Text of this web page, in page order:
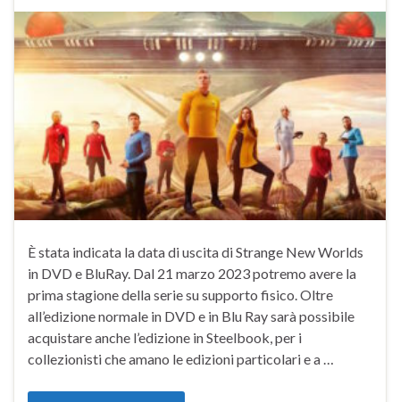
È stata indicata la data di uscita di Strange New Worlds
in DVD e BluRay. Dal 21 marzo 2023 potremo avere la
prima stagione della serie su supporto fisico. Oltre
all’edizione normale in DVD e in Blu Ray sarà possibile
acquistare anche l’edizione in Steelbook, per i
collezionisti che amano le edizioni particolari e a …